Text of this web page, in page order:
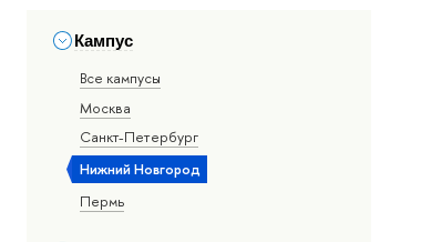
Кампус
Все кампусы
Москва
Санкт-Петербург
Нижний Новгород
Пермь